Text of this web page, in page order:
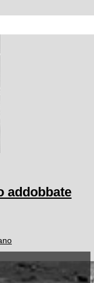
addobbate